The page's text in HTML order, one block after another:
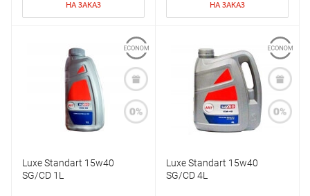
НА ЗАКАЗ НА ЗАКАЗ
Luxe Standart 15w40
SG/CD 1L
Luxe Standart 15w40
SG/CD 4L